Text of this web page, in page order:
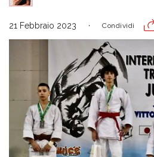
21 Febbraio 2023 Condividi